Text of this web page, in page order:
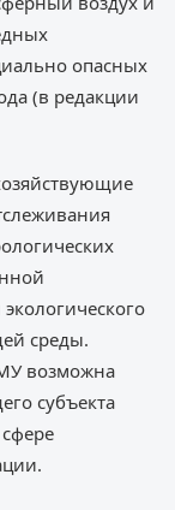
опасных
(в редакции
среды.
возможна
субъекта